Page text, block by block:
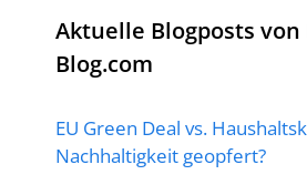
Aktuelle Blogposts von
Blog.com
EU Green Deal vs.
Nachhaltigkeit geopfert?